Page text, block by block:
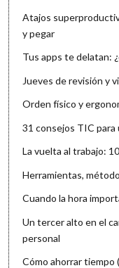
Atajos
y pegar
Tus apps te delatan:
Jueves de revisión y
Orden físico y
31 consejos TIC para
La vuelta al trabajo:
Herramientas,
Cuando la hora
Un tercer alto en el
personal
Cómo ahorrar tiempo